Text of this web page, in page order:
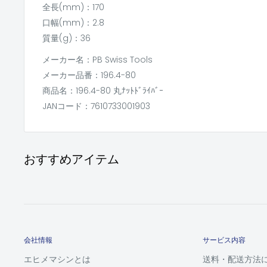
全長(mm)：170
口幅(mm)：2.8
質量(g)：36
メーカー名：PB Swiss Tools
メーカー品番：196.4-80
商品名：196.4-80 丸ﾅｯﾄﾄﾞﾗｲﾊﾞｰ
JANコード：7610733001903
おすすめアイテム
会社情報
エヒメマシンとは
サービス内容
送料・配送方法